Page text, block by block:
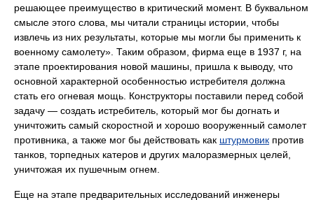
решающее преимущество в критический момент. В буквальном
смысле этого слова, мы читали страницы истории, чтобы
извлечь из них результаты, которые мы могли бы применить к
военному самолету». Таким образом, фирма еще в 1937 г, на
этапе проектирования новой машины, пришла к выводу, что
основной характерной особенностью истребителя должна
стать его огневая мощь. Конструкторы поставили перед собой
задачу — создать истребитель, который мог бы догнать и
уничтожить самый скоростной и хорошо вооруженный самолет
противника, а также мог бы действовать как штурмовик против
танков, торпедных катеров и других малоразмерных целей,
уничтожая их пушечным огнем.
Еще на этапе предварительных исследований инженеры